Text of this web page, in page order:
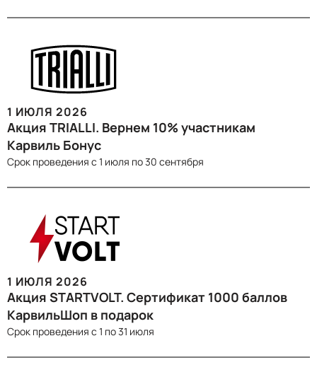
1 ИЮЛЯ 2026
Акция TRIALLI. Вернем 10% участникам
Карвиль Бонус
Срок проведения c 1 июля по 30 сентября
1 ИЮЛЯ 2026
Акция STARTVOLT. Сертификат 1000 баллов
КарвильШоп в подарок
Срок проведения с 1 по 31 июля